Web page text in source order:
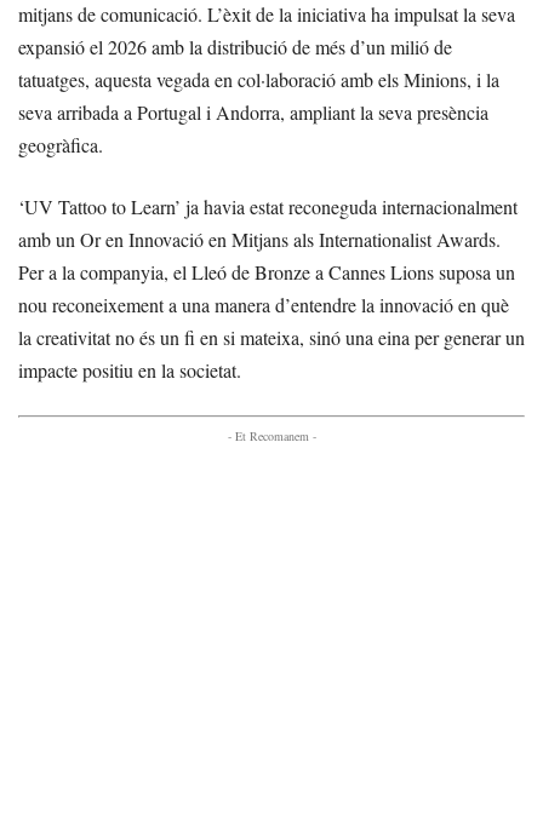
mitjans de comunicació. L’èxit de la iniciativa ha impulsat la seva
expansió el 2026 amb la distribució de més d’un milió de
tatuatges, aquesta vegada en col·laboració amb els Minions, i la
seva arribada a Portugal i Andorra, ampliant la seva presència
geogràfica.
‘UV Tattoo to Learn’ ja havia estat reconeguda internacionalment
amb un Or en Innovació en Mitjans als Internationalist Awards.
Per a la companyia, el Lleó de Bronze a Cannes Lions suposa un
nou reconeixement a una manera d’entendre la innovació en què
la creativitat no és un fi en si mateixa, sinó una eina per generar un
impacte positiu en la societat.
- Et Recomanem -